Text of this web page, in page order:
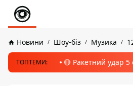
Новини Шоу-біз Музика
ТОПТЕМИ: 🔴 Ракетний удар 5